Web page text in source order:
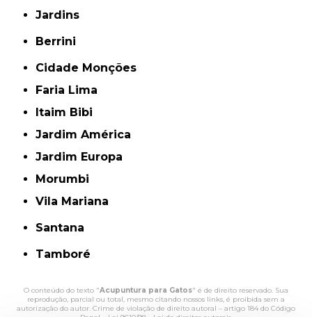
Jardins
Berrini
Cidade Monções
Faria Lima
Itaim Bibi
Jardim América
Jardim Europa
Morumbi
Vila Mariana
Santana
Tamboré
O conteúdo do texto "Acupuntura para Gatos" é de direito reservado. Sua
reprodução, parcial ou total, mesmo citando nossos links, é proibida sem a
autorização do autor. Crime de violação de direito autoral – artigo 184 do Código